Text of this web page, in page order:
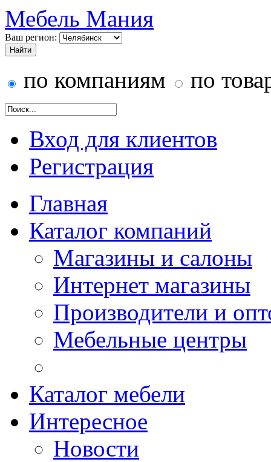
Мебель Мания
Ваш регион:
по компаниям по
Вход для клиентов
Регистрация
Главная
Каталог компаний
Магазины и салоны
Интернет магазины
Производители и
Мебельные центры
Каталог мебели
Интересное
Новости